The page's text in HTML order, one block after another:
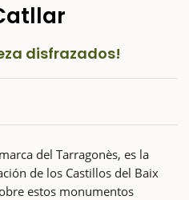
disfrazados!
del Tarragonès, es la
de los Castillos del Baix
estos monumentos